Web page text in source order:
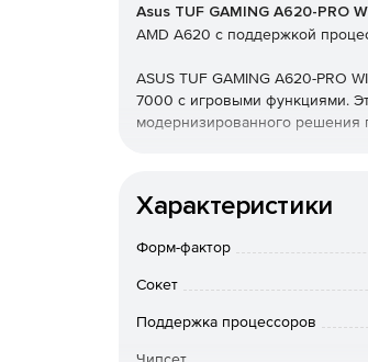
Asus TUF GAMING A620-PRO
AMD A620 с поддержкой
ASUS TUF GAMING A620-PRO
7000 с игровыми функциями.
модернизированного решения
Характеристики
Форм-фактор
Сокет
Поддержка процессоров